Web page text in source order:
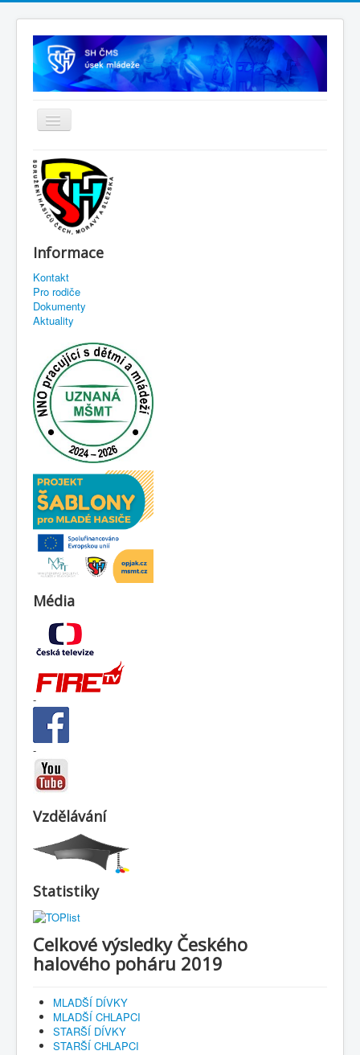
Informace
Kontakt
Pro rodiče
Dokumenty
Aktuality
Média
-
-
Vzdělávání
Statistiky
Celkové výsledky Českého
halového poháru 2019
MLADŠÍ DÍVKY
MLADŠÍ CHLAPCI
STARŠÍ DÍVKY
STARŠÍ CHLAPCI